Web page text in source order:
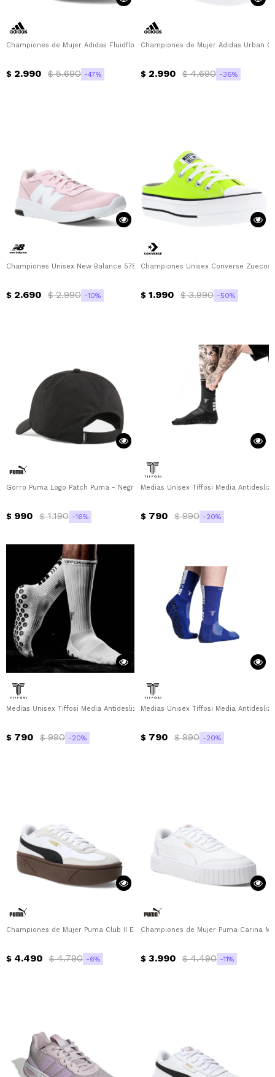
Championes de Mujer Adidas Fluidflow 2.0 Adidas - Celeste - Rojo
$ 2.990 $ 5.690 47
Championes de Mujer Adidas Urban
$ 2.990 $ 4.690 36
Championes Unisex New Balance 578 New Balance - Rosa - Blanco
$ 2.690 $ 2.990 10
Championes Unisex Converse
$ 1.990 $ 3.990 50
Gorro Puma Logo Patch Puma - Negro
$ 990 $ 1.190 16
Medias Unisex Tiffosi Media
$ 790 $ 990 20
Medias Unisex Tiffosi Media Antideslizante Tiffosi - Blanco
$ 790 $ 990 20
Medias Unisex Tiffosi Media
$ 790 $ 990 20
Championes de Mujer Puma Club II Era Platform Puma - Blanco - Marrón
$ 4.490 $ 4.790 6
Championes de Mujer Puma Carina
$ 3.990 $ 4.490 11